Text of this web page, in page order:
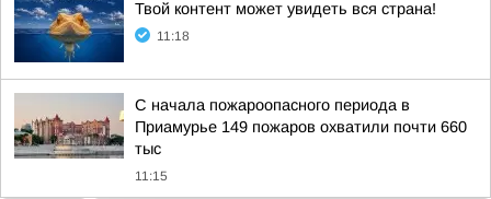
Твой контент может увидеть вся страна!
11:18
С начала пожароопасного периода в
Приамурье 149 пожаров охватили почти 660
тыс
11:15